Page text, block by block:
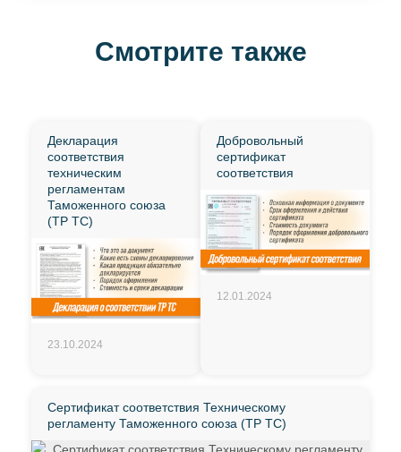
Смотрите также
Декларация
соответствия
техническим
регламентам
Таможенного союза
(ТР ТС)
23.10.2024
Добровольный
сертификат
соответствия
12.01.2024
Сертификат соответствия Техническому
регламенту Таможенного союза (ТР ТС)